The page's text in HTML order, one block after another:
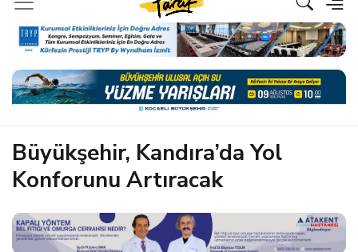
Büyükşehir, Kandıra’da Yol
Konforunu Artıracak